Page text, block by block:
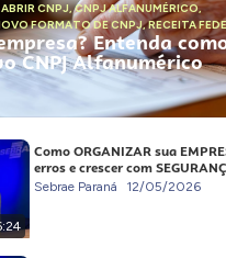
ABRIR CNPJ,CNPJ ALFANUMÉRICO,
FORMATO DE CNPJ,RECEITA
Entenda
CNPJ Alfanumérico
Como ORGANIZAR sua
erros e crescer com
Sebrae Paraná 12/05/2026